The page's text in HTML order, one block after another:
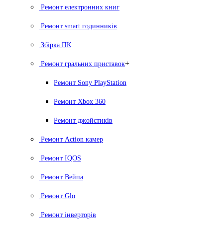
Ремонт електронних книг
Ремонт smart годинників
Збірка ПК
Ремонт гральних приставок+
Ремонт Sony PlayStation
Ремонт Xbox 360
Ремонт джойстиків
Ремонт Action камер
Ремонт IQOS
Ремонт Вейпа
Ремонт Glo
Ремонт інверторів